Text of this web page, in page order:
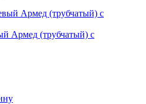
Армед (трубчатый) с